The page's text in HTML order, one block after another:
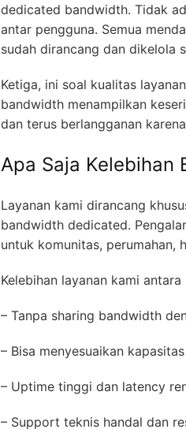
dedicated bandwidth. Tidak
antar pengguna. Semua
sudah dirancang dan dikelola
Ketiga, ini soal kualitas
bandwidth menampilkan
dan terus berlangganan
Apa Saja Kelebihan
Layanan kami dirancang
bandwidth dedicated.
untuk komunitas, perumahan,
Kelebihan layanan kami antara
– Tanpa sharing bandwidth
– Bisa menyesuaikan
– Uptime tinggi dan latency
– Support teknis handal dan